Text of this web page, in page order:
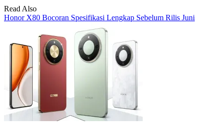
Read Also
Honor X80 Bocoran Spesifikasi Lengkap Sebelum Rilis Juni